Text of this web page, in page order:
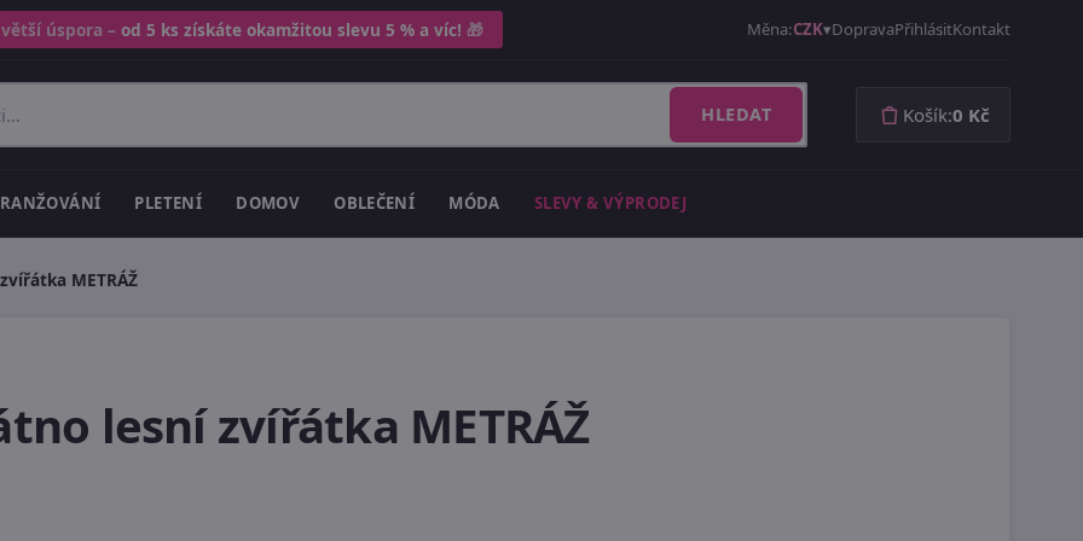
úspora – od 5 ks získáte okamžitou slevu 5 % a víc! 🎁 Měna:CZK DopravaPřihlásitKontakt
HLEDAT Košík:0 Kč
PLETENÍ DOMOV OBLEČENÍ MÓDA SLEVY & VÝPRODEJ
METRÁŽ
lesní zvířátka METRÁŽ